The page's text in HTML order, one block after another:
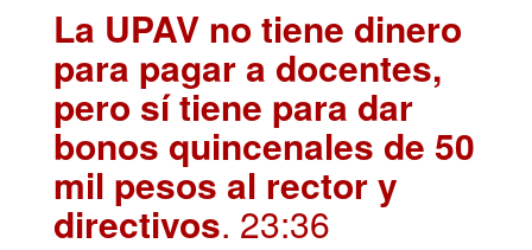
La UPAV no tiene dinero
para pagar a docentes,
pero sí tiene para dar
bonos quincenales de 50
mil pesos al rector y
directivos. 23:36